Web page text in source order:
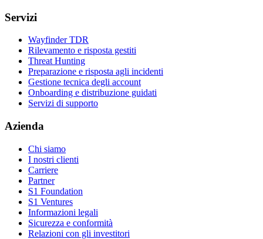
Servizi
Wayfinder TDR
Rilevamento e risposta gestiti
Threat Hunting
Preparazione e risposta agli incidenti
Gestione tecnica degli account
Onboarding e distribuzione guidati
Servizi di supporto
Azienda
Chi siamo
I nostri clienti
Carriere
Partner
S1 Foundation
S1 Ventures
Informazioni legali
Sicurezza e conformità
Relazioni con gli investitori